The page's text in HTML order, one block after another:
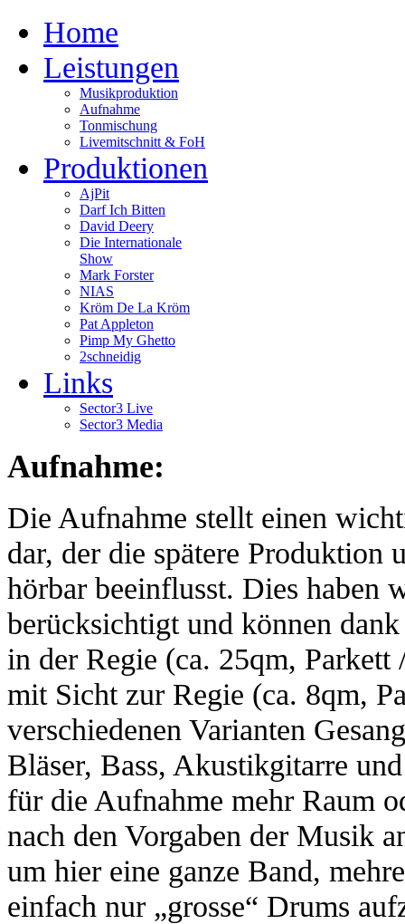
Home
Leistungen
Musikproduktion
Aufnahme
Tonmischung
Livemitschnitt & FoH
Produktionen
AjPit
Darf Ich Bitten
David Deery
Die Internationale
Show
Mark Forster
NIAS
Kröm De La Kröm
Pat Appleton
Pimp My Ghetto
2schneidig
Links
Sector3 Live
Sector3 Media
Aufnahme:
Die Aufnahme stellt einen
dar, der die spätere Produktion
hörbar beeinflusst. Dies haben
berücksichtigt und können
in der Regie (ca. 25qm,
mit Sicht zur Regie (ca. 8qm,
verschiedenen Varianten
Bläser, Bass, Akustikgitarre
für die Aufnahme mehr Raum
nach den Vorgaben der Musik
um hier eine ganze Band,
einfach nur „grosse“ Drums